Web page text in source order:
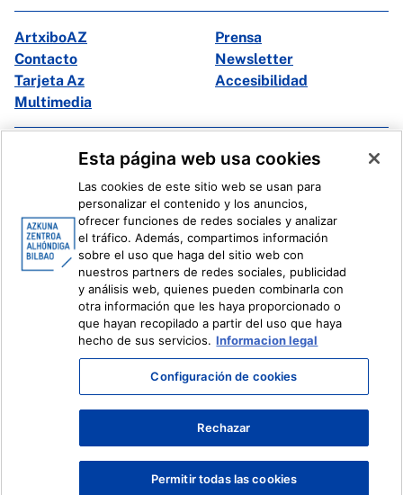
ArtxiboAZ
Prensa
Contacto
Newsletter
Tarjeta Az
Accesibilidad
Multimedia
Facebook
X
Ivoox
Información legal Sistema Interno de Información
Esta página web usa cookies
Las cookies de este sitio web se usan para
personalizar el contenido y los anuncios,
ofrecer funciones de redes sociales y analizar
el tráfico. Además, compartimos información
sobre el uso que haga del sitio web con
nuestros partners de redes sociales, publicidad
y análisis web, quienes pueden combinarla con
otra información que les haya proporcionado o
que hayan recopilado a partir del uso que haya
hecho de sus servicios. Informacion legal
Configuración de cookies
Rechazar
Permitir todas las cookies